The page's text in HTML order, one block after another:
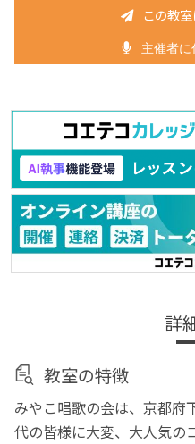
この教
主催者に
詳
教室の特徴
みやこ唱歌の会は、京都府
代の皆様に大変、大人気の